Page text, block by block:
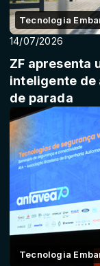
Tecnologia
14/07/2026
ZF apresenta
inteligente de
de parada
Tecnologia